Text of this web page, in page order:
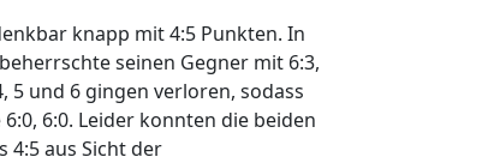
knapp mit 4:5 Punkten. In
seinen Gegner mit 6:3,
5 und 6 gingen verloren, sodass
6:0. Leider konnten die beiden
4:5 aus Sicht der